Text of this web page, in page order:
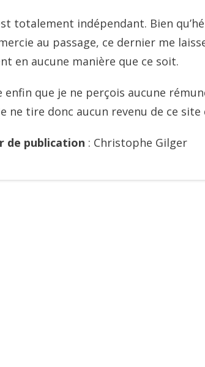
totalement indépendant. Bien
au passage, ce dernier me
en aucune manière que ce soit.
enfin que je ne perçois aucune
ne tire donc aucun revenu de ce
de publication : Christophe Gilger